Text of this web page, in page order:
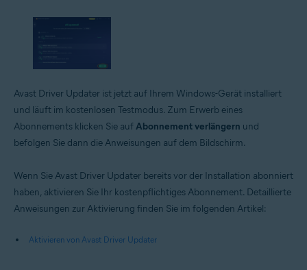
Avast Driver Updater ist jetzt auf Ihrem Windows-Gerät installiert
und läuft im kostenlosen Testmodus. Zum Erwerb eines
Abonnements klicken Sie aufAbonnement verlängern und
befolgen Sie dann die Anweisungen auf dem Bildschirm.
Wenn Sie Avast Driver Updater bereits vor der Installation abonniert
haben, aktivieren Sie Ihr kostenpflichtiges Abonnement. Detaillierte
Anweisungen zur Aktivierung finden Sie im folgenden Artikel:
Aktivieren von Avast Driver Updater